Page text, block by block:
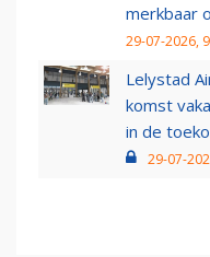
merkbaar
29-07-2026,
Lelystad
komst
in de
29-07-